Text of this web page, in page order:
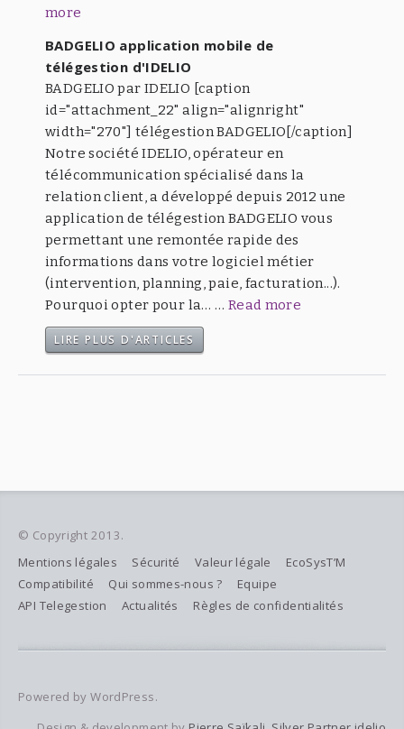
more
BADGELIO application mobile de
télégestion d'IDELIO
BADGELIO par IDELIO [caption
id="attachment_22" align="alignright"
width="270"] télégestion BADGELIO[/caption]
Notre société IDELIO, opérateur en
télécommunication spécialisé dans la
relation client, a développé depuis 2012 une
application de télégestion BADGELIO vous
permettant une remontée rapide des
informations dans votre logiciel métier
(intervention, planning, paie, facturation...).
Pourquoi opter pour la… … Read more
LIRE PLUS D'ARTICLES
© Copyright 2013.
Mentions légales
Sécurité Valeur légale
EcoSysT’M
Compatibilité
Qui sommes-nous ?
Equipe
API Telegestion
Actualités Règles de confidentialités
Powered by WordPress.